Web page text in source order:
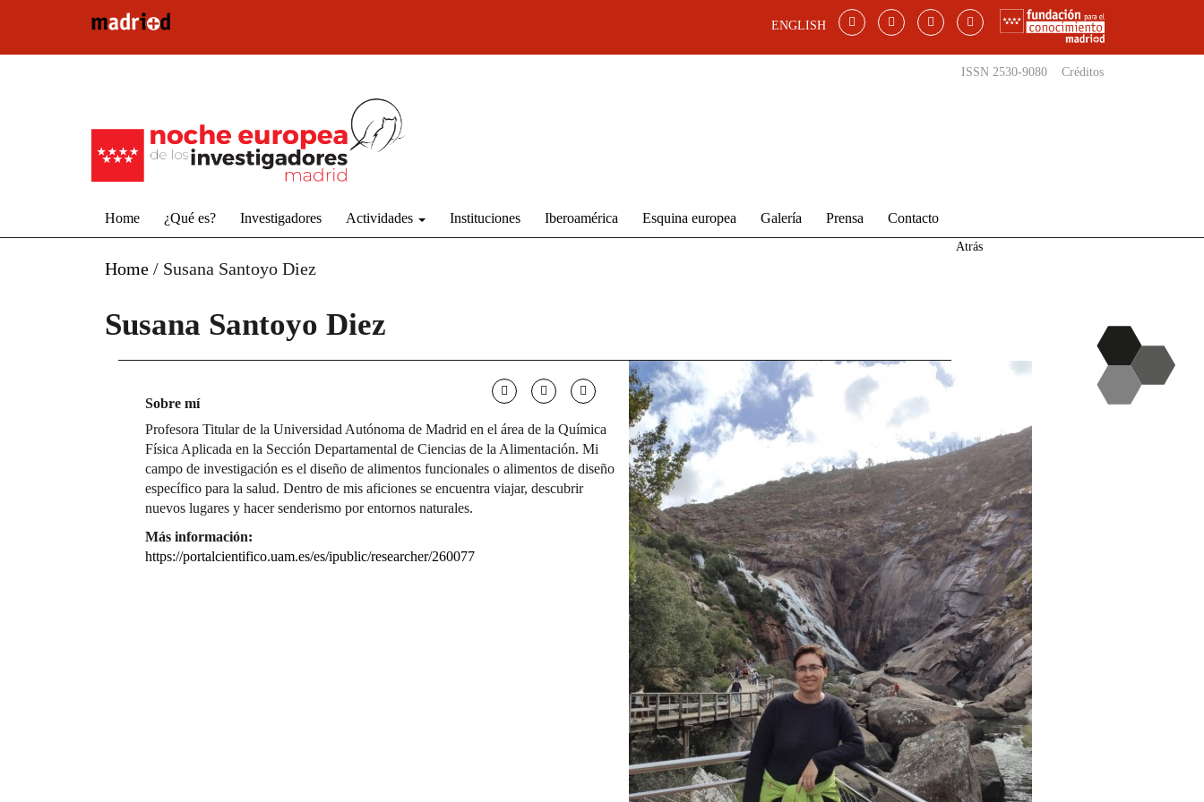
ENGLISH
ISSN 2530-9080 Créditos
Home ¿Qué es? Investigadores Actividades Instituciones Iberoamérica Esquina europea Galería Prensa Contacto
Home / Susana Santoyo Diez
Atrás
Susana Santoyo Diez
Sobre mí
Profesora Titular de la Universidad Autónoma de Madrid en el área de la Química
Física Aplicada en la Sección Departamental de Ciencias de la Alimentación. Mi
campo de investigación es el diseño de alimentos funcionales o alimentos de diseño
específico para la salud. Dentro de mis aficiones se encuentra viajar, descubrir
nuevos lugares y hacer senderismo por entornos naturales.
Más información:
https://portalcientifico.uam.es/es/ipublic/researcher/260077